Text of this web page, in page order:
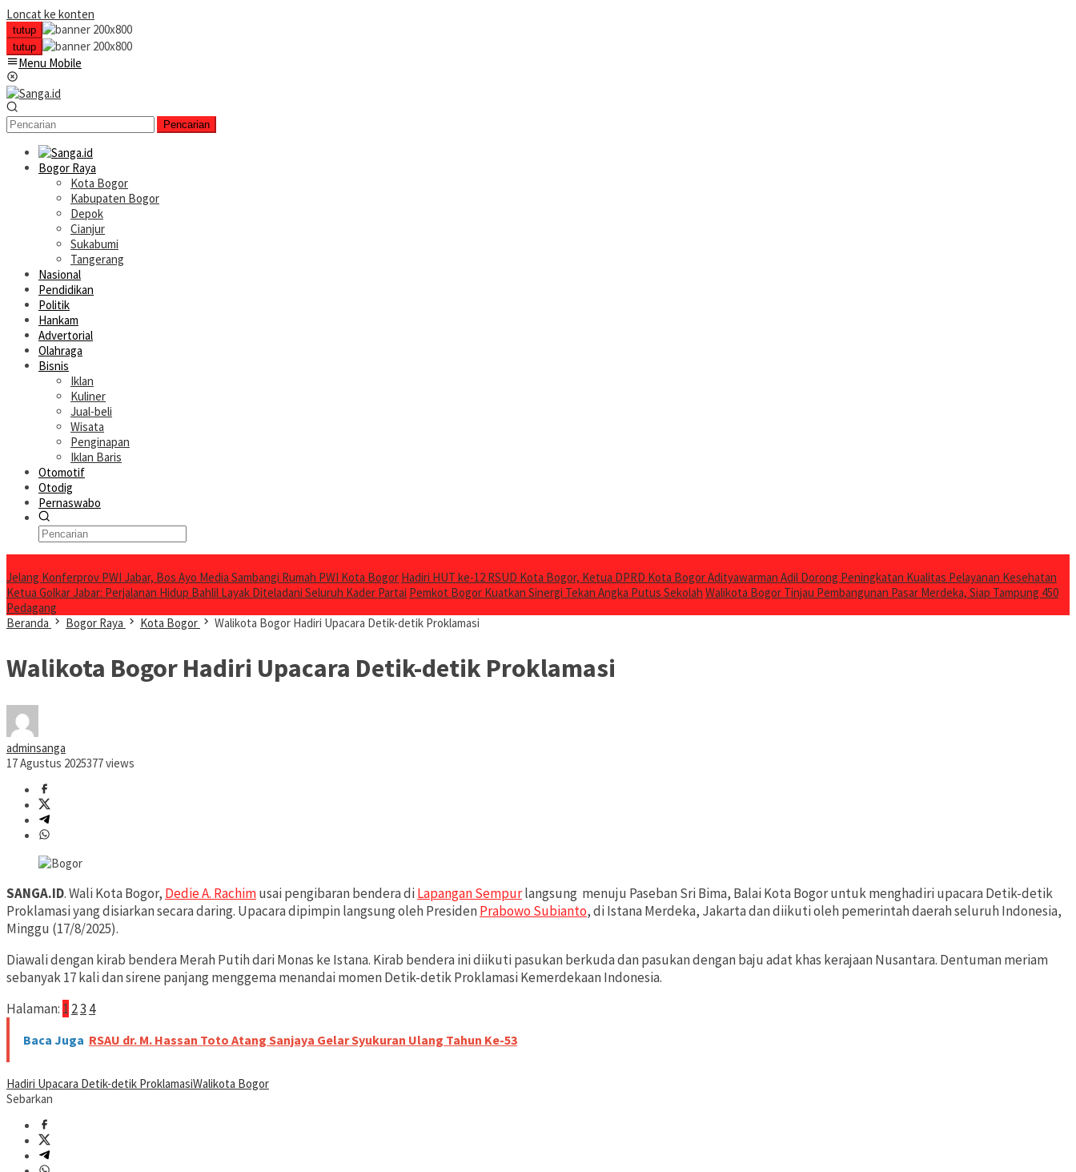
Loncat ke konten
tutup
tutup
Menu Mobile
Pencarian
Bogor Raya
Kota Bogor
Kabupaten Bogor
Depok
Cianjur
Sukabumi
Tangerang
Nasional
Pendidikan
Politik
Hankam
Advertorial
Olahraga
Bisnis
Iklan
Kuliner
Jual-beli
Wisata
Penginapan
Iklan Baris
Otomotif
Otodig
Pernaswabo
Jelang Konferprov PWI Jabar, Bos Ayo Media Sambangi Rumah PWI Kota Bogor Hadiri HUT ke-12 RSUD Kota Bogor, Ketua DPRD Kota Bogor Adityawarman Adil Dorong Peningkatan Kualitas Pelayanan Kesehatan
Ketua Golkar Jabar: Perjalanan Hidup Bahlil Layak Diteladani Seluruh Kader Partai Pemkot Bogor Kuatkan Sinergi Tekan Angka Putus Sekolah Walikota Bogor Tinjau Pembangunan Pasar Merdeka, Siap Tampung 450
Pedagang
Beranda
Bogor Raya Kota Bogor Walikota Bogor Hadiri Upacara Detik-detik Proklamasi
Walikota Bogor Hadiri Upacara Detik-detik Proklamasi
adminsanga
17 Agustus 2025377 views
SANGA.ID. Wali Kota Bogor, Dedie A. Rachimusai pengibaran bendera diLapangan Sempurlangsung menuju Paseban Sri Bima, Balai Kota Bogor untuk menghadiri upacara Detik-detik
Proklamasi yang disiarkan secara daring. Upacara dipimpin langsung oleh PresidenPrabowo Subianto, di Istana Merdeka, Jakarta dan diikuti oleh pemerintah daerah seluruh Indonesia,
Minggu (17/8/2025).
Diawali dengan kirab bendera Merah Putih dari Monas ke Istana. Kirab bendera ini diikuti pasukan berkuda dan pasukan dengan baju adat khas kerajaan Nusantara. Dentuman meriam
sebanyak 17 kali dan sirene panjang menggema menandai momen Detik-detik Proklamasi Kemerdekaan Indonesia.
Halaman: 1 23 4
Baca Juga RSAU dr. M. Hassan Toto Atang Sanjaya Gelar Syukuran Ulang Tahun Ke-53
Hadiri Upacara Detik-detik ProklamasiWalikota Bogor
Sebarkan